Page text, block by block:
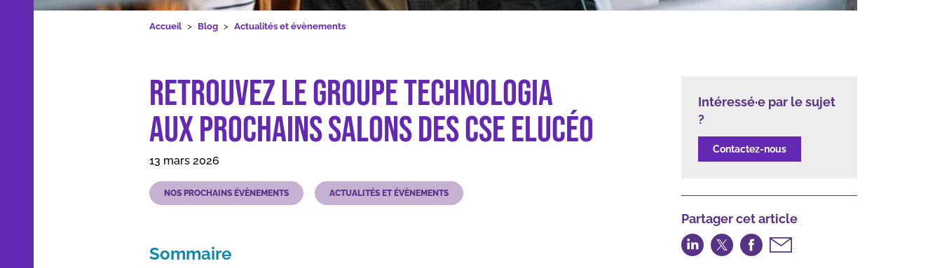
Nos applications et outils
Accueil Blog Actualités et évènements
Retrouvez le Groupe Technologia aux prochains salons des CSE Elucéo
Retrouvez le Groupe Technologia
aux prochains salons des CSE Elucéo
13 mars 2026
NOS PROCHAINS ÉVÈNEMENTS ACTUALITÉS ET ÉVÈNEMENTS
Sommaire
Intéressé·e par le sujet
?
Contactez-nous
Partager cet article
Partager
sur
Partager
sur
Partager
sur
Partager
par